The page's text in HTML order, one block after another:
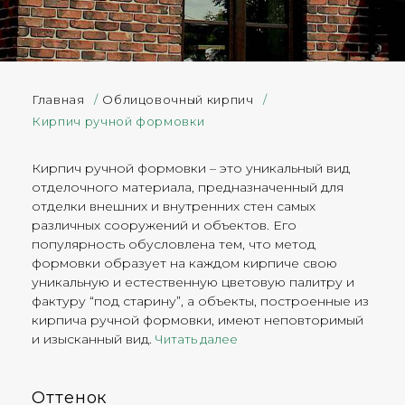
Главная / Облицовочный кирпич
/
Кирпич ручной формовки
Кирпич ручной формовки – это уникальный вид
отделочного материала, предназначенный для
отделки внешних и внутренних стен самых
различных сооружений и объектов. Его
популярность обусловлена тем, что метод
формовки образует на каждом кирпиче свою
уникальную и естественную цветовую палитру и
фактуру “под старину”, а объекты, построенные из
кирпича ручной формовки, имеют неповторимый
и изысканный вид. Читать далее
Оттенок